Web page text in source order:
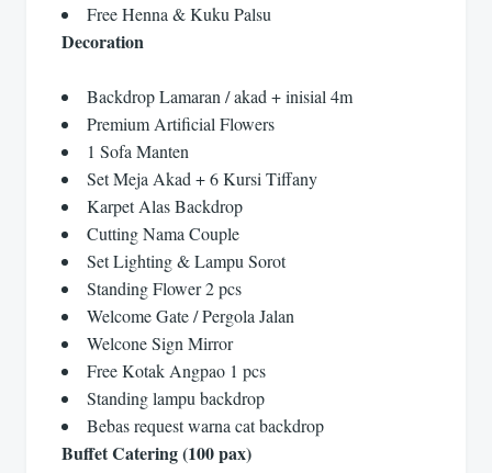
Free Henna & Kuku Palsu
Decoration
Backdrop Lamaran / akad + inisial 4m
Premium Artificial Flowers
1 Sofa Manten
Set Meja Akad + 6 Kursi Tiffany
Karpet Alas Backdrop
Cutting Nama Couple
Set Lighting & Lampu Sorot
Standing Flower 2 pcs
Welcome Gate / Pergola Jalan
Welcone Sign Mirror
Free Kotak Angpao 1 pcs
Standing lampu backdrop
Bebas request warna cat backdrop
Buffet Catering (100 pax)